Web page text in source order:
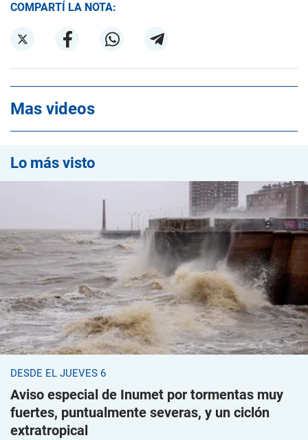
COMPARTÍ LA NOTA:
Mas videos
Lo más visto
DESDE EL JUEVES 6
Aviso especial de Inumet por tormentas muy
fuertes, puntualmente severas, y un ciclón
extratropical